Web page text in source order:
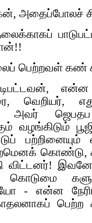
அதைப்போலச்
பெற்றவள் கண்
என்ன
வெறியர்,
அவர்
வழங்கிடும்
விட்டனர்!
- என்ன
பெற்ற